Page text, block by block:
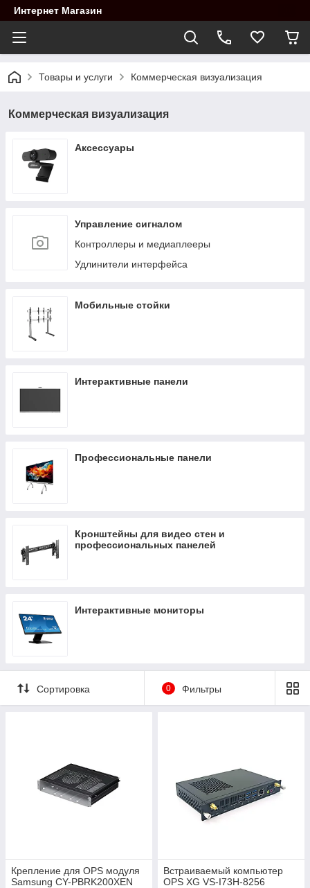
Интернет Магазин
Товары и услуги Коммерческая визуализация
Коммерческая визуализация
Аксессуары
Управление сигналом
Контроллеры и медиаплееры
Удлинители интерфейса
Мобильные стойки
Интерактивные панели
Профессиональные панели
Кронштейны для видео стен и
профессиональных панелей
Интерактивные мониторы
Сортировка 0 Фильтры
Крепление для OPS модуля
Samsung CY-PBRK200XEN
Встраиваемый компьютер
OPS XG VS-I73H-8256